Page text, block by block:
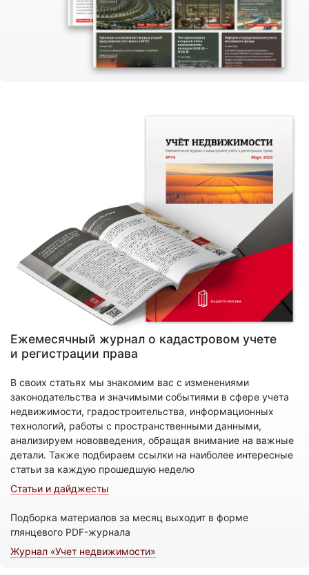
Ежемесячный журнал о кадастровом учете
и регистрации права
В своих статьях мы знакомим вас с изменениями
законодательства и значимыми событиями в сфере учета
недвижимости, градостроительства, информационных
технологий, работы с пространственными данными,
анализируем нововведения, обращая внимание на важные
детали. Также подбираем ссылки на наиболее интересные
статьи за каждую прошедшую неделю
Статьи и дайджесты
Подборка материалов за месяц выходит в форме
глянцевого PDF-журнала
Журнал «Учет недвижимости»